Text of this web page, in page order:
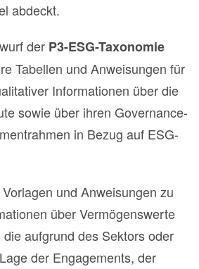
abdeckt.
der P3-ESG-Taxonomie
Tabellen und Anweisungen für
Informationen über die
sowie über ihren Governance-
in Bezug auf ESG-
und Anweisungen zu
über Vermögenswerte
aufgrund des Sektors oder
der Engagements, der